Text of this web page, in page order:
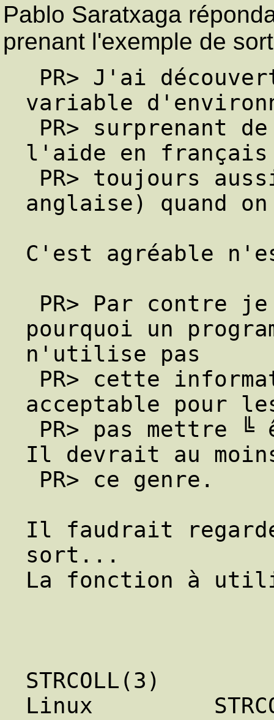
Pablo Saratxaga
prenant l'exemple de
variable
l'aide en français
anglaise) quand
C'est agréable
pourquoi un
n'utilise pas
acceptable pour
Il devrait au
Il faudrait
sort...
La fonction à
STRCOLL(3)
Linux